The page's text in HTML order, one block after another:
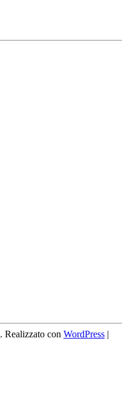
. Realizzato con WordPress |